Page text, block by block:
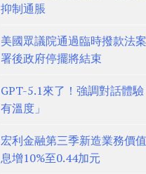
抑制通脹
美國眾議院通過臨時撥款法
署後政府停擺將結束
GPT-5.1來了！強調對話體
有溫度」
宏利金融第三季新造業務價
息增10%至0.44加元